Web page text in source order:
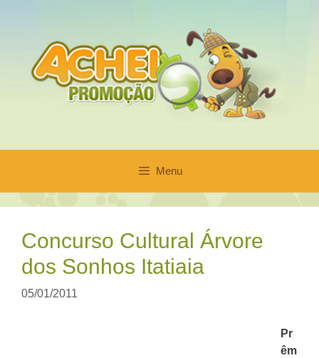
conteúdo
Menu
Concurso Cultural Árvore
dos Sonhos Itatiaia
05/01/2011
Pr
êm